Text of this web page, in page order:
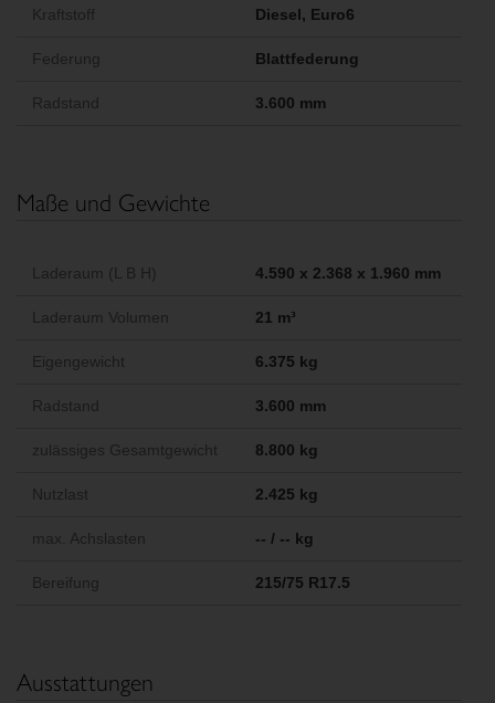
Kraftstoff Diesel, Euro6
Federung Blattfederung
Radstand 3.600 mm
Maße und Gewichte
Laderaum (L B H) 4.590 x 2.368 x 1.960 mm
Laderaum Volumen 21 m³
Eigengewicht 6.375 kg
Radstand 3.600 mm
zulässiges Gesamtgewicht 8.800 kg
Nutzlast 2.425 kg
max. Achslasten -- / -- kg
Bereifung 215/75 R17.5
Ausstattungen